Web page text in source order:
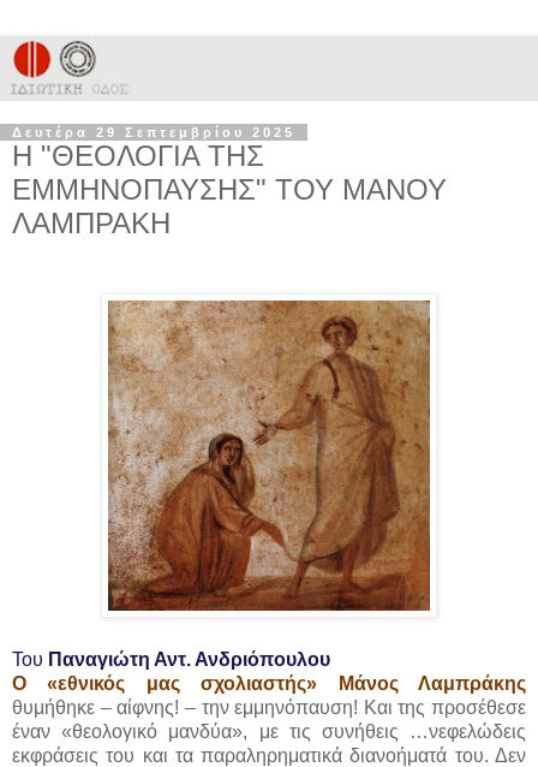
Δευτέρα 29 Σεπτεμβρίου 2025
Η "ΘΕΟΛΟΓΙΑ ΤΗΣ
ΕΜΜΗΝΟΠΑΥΣΗΣ" ΤΟΥ ΜΑΝΟΥ
ΛΑΜΠΡΑΚΗ
Του Παναγιώτη Αντ. Ανδριόπουλου
Ο «εθνικός μας σχολιαστής» Μάνος Λαμπράκης
θυμήθηκε – αίφνης! – την εμμηνόπαυση! Και της προσέθεσε
έναν «θεολογικό μανδύα», με τις συνήθεις …νεφελώδεις
εκφράσεις του και τα παραληρηματικά διανοήματά του. Δεν